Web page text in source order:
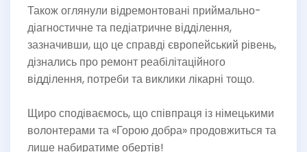
Також оглянули відремонтовані приймально-
діагностичне та педіатричне відділення,
зазначивши, що це справді європейський рівень,
дізнались про ремонт реабілітаційного
відділення, потреби та виклики лікарні тощо.
Щиро сподіваємось, що співпраця із німецькими
волонтерами та «Горою добра» продовжиться та
лише набиратиме обертів!